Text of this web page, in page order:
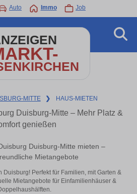
Auto Immo Job
MITTE ❯ HAUS-MIETEN
Duisburg-Mitte – Mehr Platz &
genießen
Duisburg-Mitte mieten –
Mietangebote
Duisburg! Perfekt für Familien, mit Garten &
Mietangebote für Einfamilienhäuser &